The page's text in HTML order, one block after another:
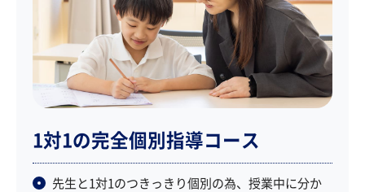
1対1の完全個別指導コース
先生と1対1のつきっきり個別の為、授業中に分か